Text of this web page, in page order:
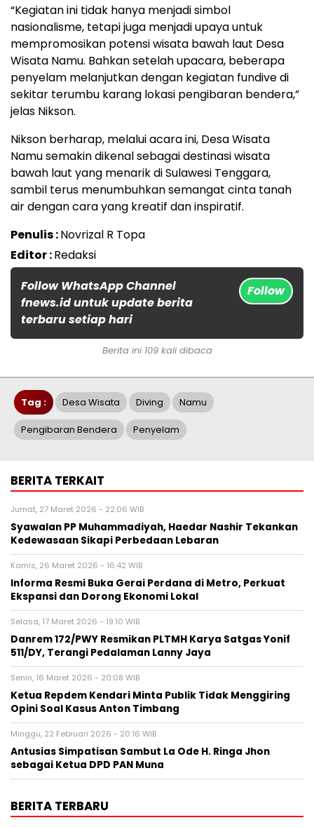
“Kegiatan ini tidak hanya menjadi simbol
nasionalisme, tetapi juga menjadi upaya untuk
mempromosikan potensi wisata bawah laut Desa
Wisata Namu. Bahkan setelah upacara, beberapa
penyelam melanjutkan dengan kegiatan fundive di
sekitar terumbu karang lokasi pengibaran bendera,”
jelas Nikson.
Nikson berharap, melalui acara ini, Desa Wisata
Namu semakin dikenal sebagai destinasi wisata
bawah laut yang menarik di Sulawesi Tenggara,
sambil terus menumbuhkan semangat cinta tanah
air dengan cara yang kreatif dan inspiratif.
Penulis :Novrizal R Topa
Editor :Redaksi
Follow WhatsApp Channel
fnews.id untuk update berita
terbaru setiap hari
Follow
Berita ini 109 kali dibaca
Tag : Desa Wisata Diving Namu
Pengibaran Bendera Penyelam
BERITA TERKAIT
Jumat, 27 Maret 2026 - 22:06 WIB
Syawalan PP Muhammadiyah, Haedar Nashir Tekankan
Kedewasaan Sikapi Perbedaan Lebaran
Kamis, 26 Maret 2026 - 16:42 WIB
Informa Resmi Buka Gerai Perdana di Metro, Perkuat
Ekspansi dan Dorong Ekonomi Lokal
Selasa, 17 Maret 2026 - 19:10 WIB
Danrem 172/PWY Resmikan PLTMH Karya Satgas Yonif
511/DY, Terangi Pedalaman Lanny Jaya
Senin, 16 Maret 2026 - 20:08 WIB
Ketua Repdem Kendari Minta Publik Tidak Menggiring
Opini Soal Kasus Anton Timbang
Minggu, 22 Februari 2026 - 20:16 WIB
Antusias Simpatisan Sambut La Ode H. Ringa Jhon
sebagai Ketua DPD PAN Muna
BERITA TERBARU